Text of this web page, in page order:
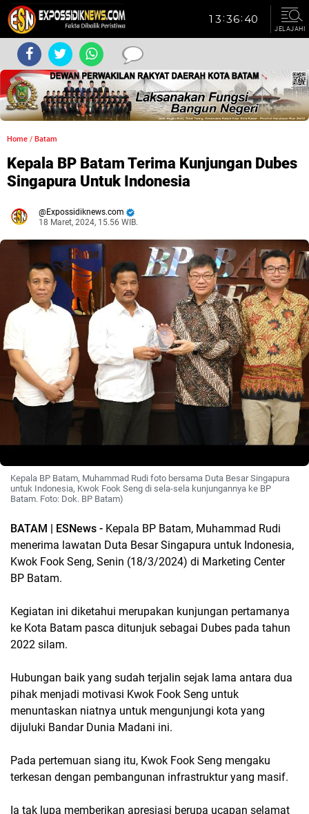
JELAJAHI
Home / Batam
Kepala BP Batam Terima Kunjungan Dubes
Singapura Untuk Indonesia
Expossidiknews.com
18 Maret, 2024, 15.56 WIB.
Kepala BP Batam, Muhammad Rudi foto bersama Duta Besar Singapura
untuk Indonesia, Kwok Fook Seng di sela-sela kunjungannya ke BP
Batam. Foto: Dok. BP Batam)
BATAM | ESNews - Kepala BP Batam, Muhammad Rudi
menerima lawatan Duta Besar Singapura untuk Indonesia,
Kwok Fook Seng, Senin (18/3/2024) di Marketing Center
BP Batam.
Kegiatan ini diketahui merupakan kunjungan pertamanya
ke Kota Batam pasca ditunjuk sebagai Dubes pada tahun
2022 silam.
Hubungan baik yang sudah terjalin sejak lama antara dua
pihak menjadi motivasi Kwok Fook Seng untuk
menuntaskan niatnya untuk mengunjungi kota yang
dijuluki Bandar Dunia Madani ini.
Pada pertemuan siang itu, Kwok Fook Seng mengaku
terkesan dengan pembangunan infrastruktur yang masif.
Ia tak lupa memberikan apresiasi berupa ucapan selamat